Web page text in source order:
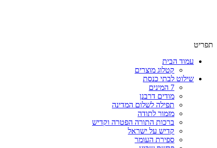
תפריט
עמוד הבית
קטלוג מוצרים
שילוט לבתי כנסת
7 המינים
מודים דרבנן
תפילה לשלום המדינה
מזמור לתודה
ברכות התורה הפטרה וקדיש
קדיש על ישראל
ספירת העומר